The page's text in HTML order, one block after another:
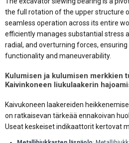
the full rotation of the upper structure
seamless operation across its entire
efficiently manages substantial stress
radial, and overturning forces, ensuring
functionality and maneuverability.
Kulumisen ja kulumisen merkkien
Kaivinkoneen liukulaakerin
Kaivukoneen laakereiden
on ratkaisevan tärkeää ennakoivan
Useat keskeiset indikaattorit kertovat